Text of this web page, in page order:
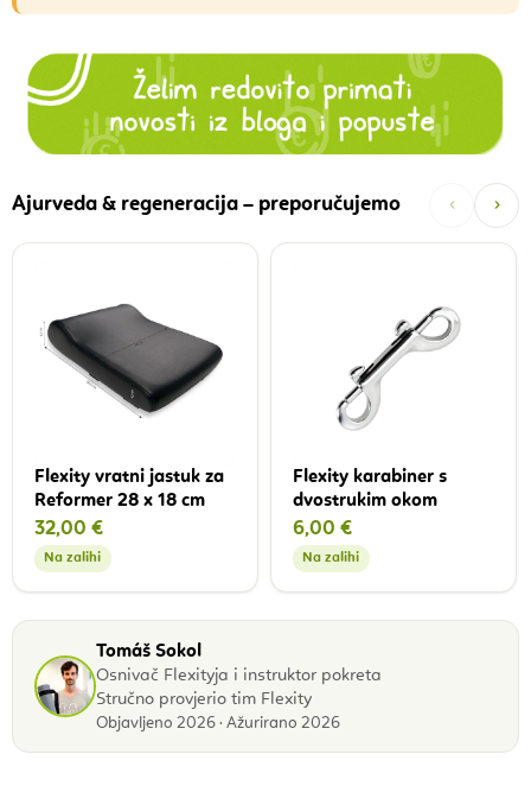
Ajurveda & regeneracija – preporučujemo ‹ ›
Flexity vratni jastuk za
Reformer 28 x 18 cm
32,00 €
Na zalihi
Flexity karabiner s
dvostrukim okom
6,00 €
Na zalihi
Tomáš Sokol
Osnivač Flexityja i instruktor pokreta
Stručno provjerio tim Flexity
Objavljeno 2026 · Ažurirano 2026